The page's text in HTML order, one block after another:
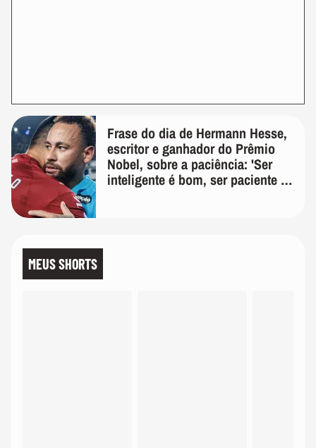
Frase do dia de Hermann Hesse,
escritor e ganhador do Prêmio
Nobel, sobre a paciência: 'Ser
inteligente é bom, ser paciente é
MEUS SHORTS